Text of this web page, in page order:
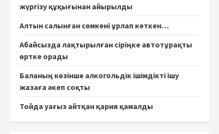
жүргізу құқығынан айырылды
Алтын салынған сөмкені ұрлап кеткен…
Абайсызда лақтырылған сіріңке автотұрақты
өртке орады
Баланың көзінше алкогольдік ішімдікті ішу
жазаға әкеп соқты
Тойда уағыз айтқан қария қамалды